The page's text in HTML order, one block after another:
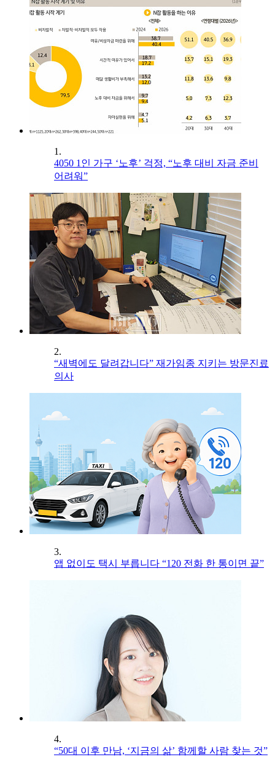
1.
4050 1인 가구 ‘노후’ 걱정, “노후 대비 자금 준비
어려워”
2.
“새벽에도 달려갑니다” 재가임종 지키는 방문진료
의사
3.
앱 없이도 택시 부릅니다 “120 전화 한 통이면 끝”
4.
“50대 이후 만남, ‘지금의 삶’ 함께할 사람 찾는 것”